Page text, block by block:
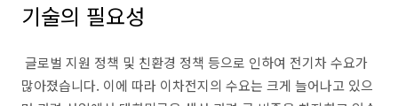
기술의 필요성
글로벌 지원 정책 및 친환경 정책 등으로 인하여 전기차 수요가
많아졌습니다. 이에 따라 이차전지의 수요는 크게 늘어나고 있으